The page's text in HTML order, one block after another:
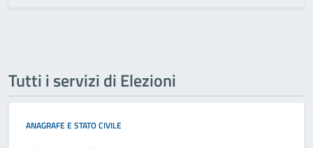
Tutti i servizi di Elezioni
ANAGRAFE E STATO CIVILE